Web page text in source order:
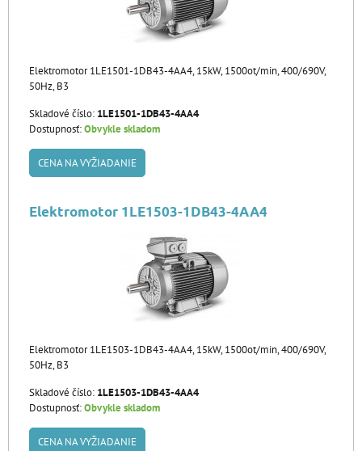
Elektromotor 1LE1501-1DB43-4AA4, 15kW, 1500ot/min, 400/690V,
50Hz, B3
Skladové číslo: 1LE1501-1DB43-4AA4
Dostupnosť:Obvykle skladom
CENA NA VYŽIADANIE
Elektromotor 1LE1503-1DB43-4AA4
Elektromotor 1LE1503-1DB43-4AA4, 15kW, 1500ot/min, 400/690V,
50Hz, B3
Skladové číslo: 1LE1503-1DB43-4AA4
Dostupnosť:Obvykle skladom
CENA NA VYŽIADANIE